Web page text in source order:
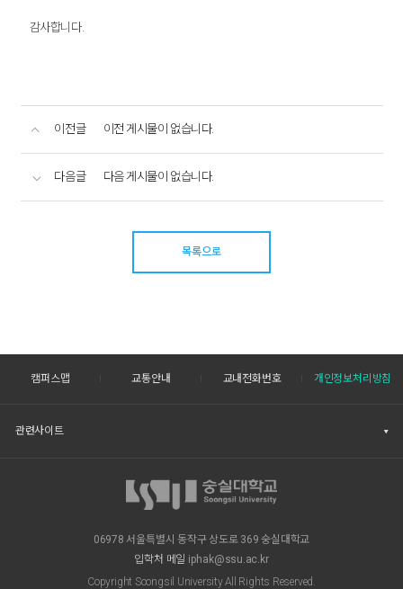
감사합니다.
이전글 이전 게시물이 없습니다.
다음글 다음 게시물이 없습니다.
목록으로
캠퍼스맵 교통안내 교내전화번호 개인정보처리방침
관련사이트
06978 서울특별시 동작구 상도로 369 숭실대학교
입학처 메일 iphak@ssu.ac.kr
Copyright Soongsil University All Rights Reserved.